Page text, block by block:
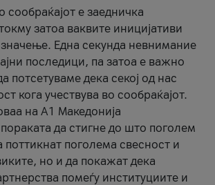
сообраќајот е заедничка
затоа ваквите иницијативи
Една секунда невнимание
последици, па затоа е важно
потсетуваме дека секој од нас
кога учествува во сообраќајот.
на A1 Македонија
да стигне до што поголем
поттикнат поголема свесност и
но и да покажат дека
помеѓу институциите и